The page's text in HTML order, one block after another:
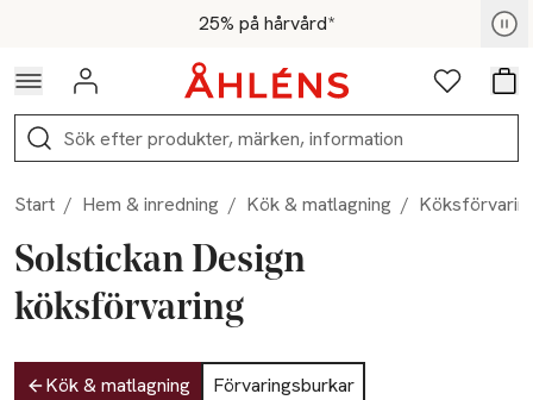
Hoppa till navigationsmenyn25% på hårvård*
För medlemmar - Shoppa nu
Logga in Favoriter
Sök
Start / Hem & inredning / Kök & matlagning /
Solstickan Design
köksförvaring
Hoppa till produktsidan
Kök & matlagning
Förvaringsburkar